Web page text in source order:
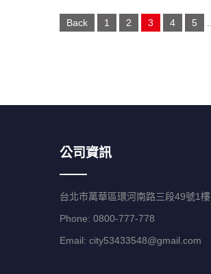
Posts
navigation
Back 1 2 3 4 5
公司資訊
台北市萬華區環河南路三段49號1樓
Phone: 0800-777-778
Email: city53433548@gmail.com